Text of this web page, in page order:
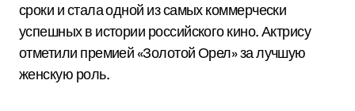
сроки и стала одной из самых коммерчески
успешных в истории российского кино. Актрису
отметили премией «Золотой Орел» за лучшую
женскую роль.